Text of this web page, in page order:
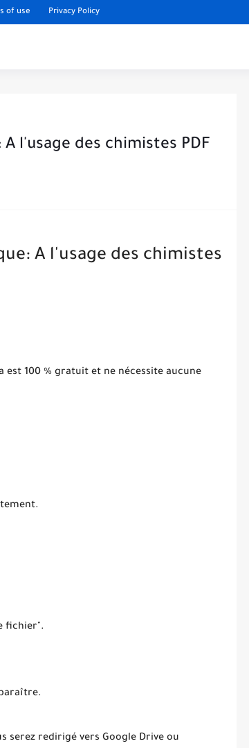
of use Privacy Policy
l'usage des chimistes PDF
A l'usage des chimistes
est 100 % gratuit et ne nécessite aucune
fichier".
serez redirigé vers Google Drive ou